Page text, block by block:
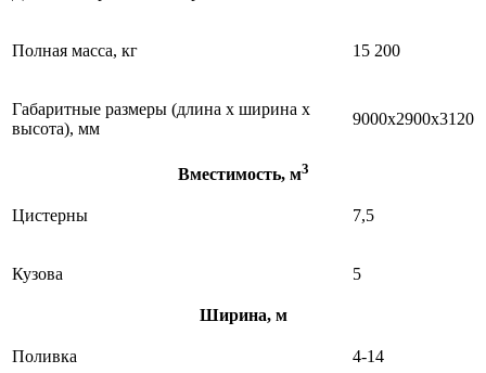
Полная масса, кг 15 200
Габаритные размеры (длина х ширина х
высота), мм
9000х2900х3120
Вместимость, м3
Цистерны 7,5
Кузова 5
Ширина, м
Поливка 4-14